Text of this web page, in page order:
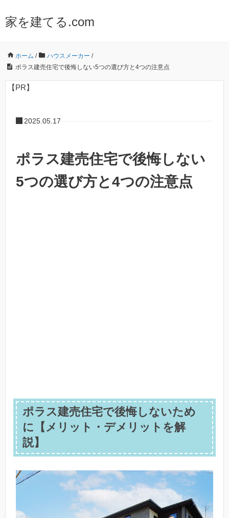
家を建てる.com
ホーム / ハウスメーカー /
ポラス建売住宅で後悔しない5つの選び方と4つの注意点
【PR】
2025.05.17
ポラス建売住宅で後悔しない
5つの選び方と4つの注意点
ポラス建売住宅で後悔しないため
に【メリット・デメリットを解
説】